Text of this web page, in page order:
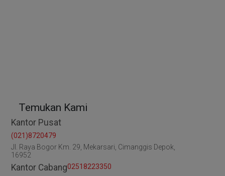
Temukan Kami
Kantor Pusat
(021)8720479
Jl. Raya Bogor Km. 29, Mekarsari, Cimanggis Depok,
16952
Kantor Cabang02518223350